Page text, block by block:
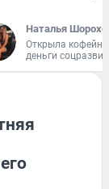
Наталья
Открыла
деньги